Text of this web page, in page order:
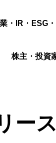
・IR・ESG
株主・投資
ース